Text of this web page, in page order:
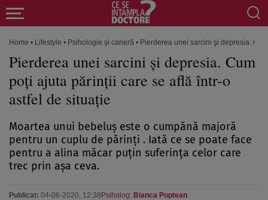
Home • Lifestyle • Psihologie și carieră • Pierderea unei sarcini şi depresia.
Pierderea unei sarcini şi depresia. Cum
poţi ajuta părinţii care se află într-o
astfel de situaţie
Moartea unui bebeluş este o cumpănă majoră
pentru un cuplu de părinţi . Iată ce se poate face
pentru a alina măcar puţin suferinţa celor care
trec prin aşa ceva.
Publicat: 04-06-2020, 12:38 Psiholog: Bianca Poptean